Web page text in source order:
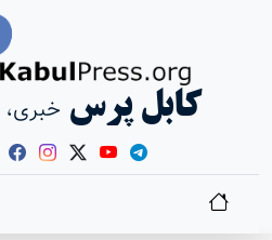
کابل پرس خبری،